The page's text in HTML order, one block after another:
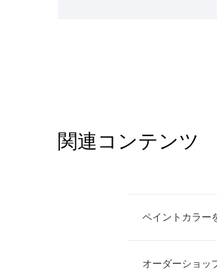
関連コンテンツ
ペイントカラー
オーダーショッ